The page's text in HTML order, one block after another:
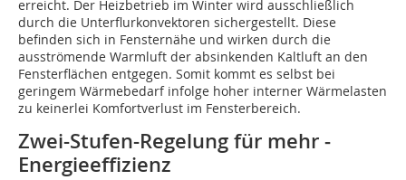
erreicht. Der Heizbetrieb im ­Winter wird ausschließlich
durch die Unterflurkonvektoren sichergestellt. Diese
befinden sich in Fensternähe und wirken durch die
ausströmende Warmluft der absinkenden Kaltluft an den
Fensterflächen entgegen. Somit kommt es selbst bei
geringem Wärmebedarf ­infolge hoher interner Wärmelasten
zu keinerlei Komfortverlust im Fenster­bereich.
Zwei-Stufen-Regelung für mehr ­
Energieeffizienz